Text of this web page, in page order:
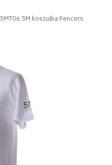
5MT06 5M koszulka Fencers